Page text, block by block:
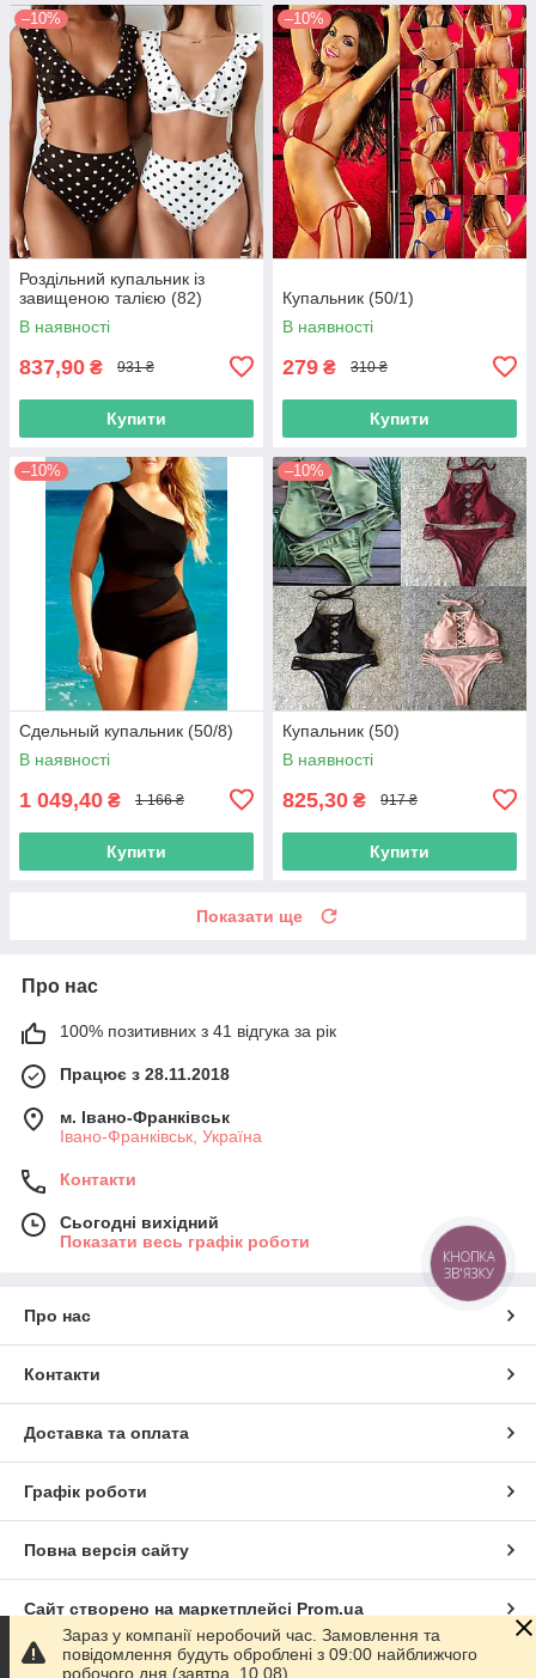
–10%
Роздільний купальник із
завищеною талією (82)
В наявності
837,90 ₴ 931 ₴
Купити
–10%
Купальник (50/1)
В наявності
279 ₴ 310 ₴
Купити
–10%
Сдельный купальник (50/8)
В наявності
1 049,40 ₴ 1 166 ₴
Купити
–10%
Купальник (50)
В наявності
825,30 ₴ 917 ₴
Купити
Показати ще
Про нас
100% позитивних з 41 відгука за рік
Працює з 28.11.2018
м. Івано-Франківськ
Івано-Франківськ, Україна
Контакти
Сьогодні вихідний
Показати весь графік роботи
Про нас
Контакти
Доставка та оплата
Графік роботи
Повна версія сайту
Сайт створено на маркетплейсі Prom.ua
Політика конфіденційності
Зараз у компанії неробочий час. Замовлення та
повідомлення будуть оброблені з 09:00 найближчого
робочого дня (завтра, 10.08).
КНОПКА
ЗВ'ЯЗКУ